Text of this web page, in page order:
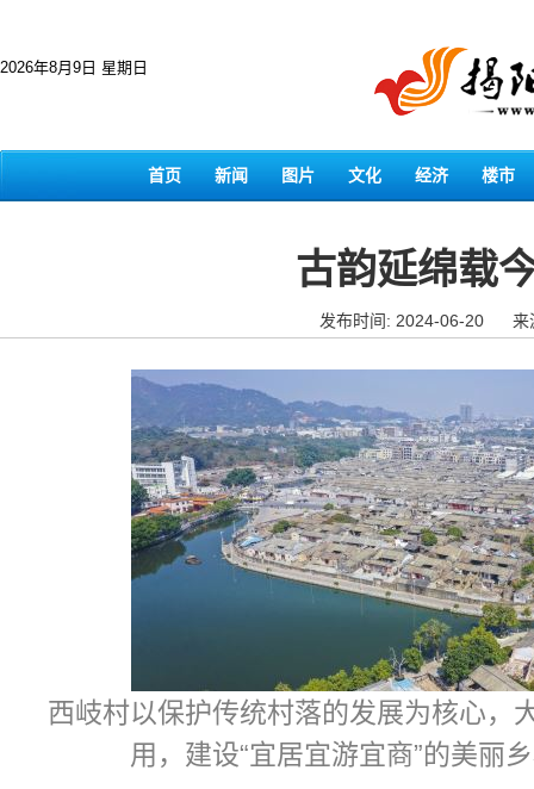
2026年8月9日 星期日
首页 新闻 图片 文化 经济 楼市
古韵延绵载
发布时间: 2024-06-20
西岐村以保护传统村落的发展为核心，
用，建设“宜居宜游宜商”的美丽